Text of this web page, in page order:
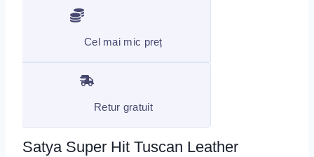
Cel mai mic preț
Retur gratuit
Satya Super Hit Tuscan Leather